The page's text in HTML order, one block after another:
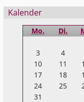
Seitenleiste
Kalender
Mo. Di.
3
4
10
11
17
18
24
25
31